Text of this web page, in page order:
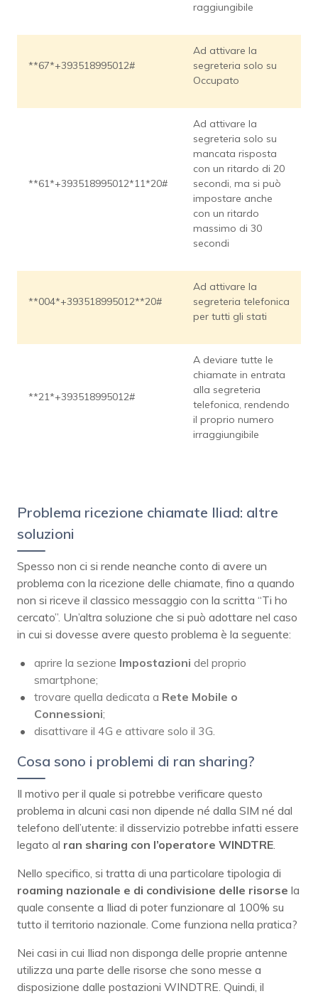
raggiungibile
**67*+393518995012#
Ad attivare la
segreteria solo su
Occupato
**61*+393518995012*11*20#
Ad attivare la
segreteria solo su
mancata risposta
con un ritardo di 20
secondi, ma si può
impostare anche
con un ritardo
massimo di 30
secondi
**004*+393518995012**20#
Ad attivare la
segreteria telefonica
per tutti gli stati
**21*+393518995012#
A deviare tutte le
chiamate in entrata
alla segreteria
telefonica, rendendo
il proprio numero
irraggiungibile
Problema ricezione chiamate Iliad: altre
soluzioni
Spesso non ci si rende neanche conto di avere un
problema con la ricezione delle chiamate, fino a quando
non si riceve il classico messaggio con la scritta “Ti ho
cercato”. Un’altra soluzione che si può adottare nel caso
in cui si dovesse avere questo problema è la seguente:
aprire la sezione Impostazioni del proprio
smartphone;
trovare quella dedicata a Rete Mobile o
Connessioni;
disattivare il 4G e attivare solo il 3G.
Cosa sono i problemi di ran sharing?
Il motivo per il quale si potrebbe verificare questo
problema in alcuni casi non dipende né dalla SIM né dal
telefono dell’utente: il disservizio potrebbe infatti essere
legato al ran sharing con l’operatore WINDTRE.
Nello specifico, si tratta di una particolare tipologia di
roaming nazionale e di condivisione delle risorse la
quale consente a Iliad di poter funzionare al 100% su
tutto il territorio nazionale. Come funziona nella pratica?
Nei casi in cui Iliad non disponga delle proprie antenne
utilizza una parte delle risorse che sono messe a
disposizione dalle postazioni WINDTRE. Quindi, il